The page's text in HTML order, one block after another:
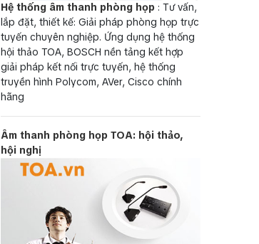
Hệ thống âm thanh phòng họp : Tư vấn,
lắp đặt, thiết kế: Giải pháp phòng họp trực
tuyến chuyên nghiệp. Ứng dụng hệ thống
hội thảo TOA, BOSCH nền tảng kết hợp
giải pháp kết nối trực tuyến, hệ thống
truyền hình Polycom, AVer, Cisco chính
hãng
Âm thanh phòng họp TOA: hội thảo,
hội nghị